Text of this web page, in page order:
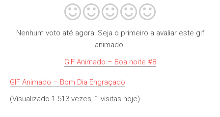
Nenhum voto até agora! Seja o primeiro a avaliar este gif
animado.
GIF Animado – Boa noite #8
GIF Animado – Bom Dia Engraçado
(Visualizado 1.513 vezes, 1 visitas hoje)